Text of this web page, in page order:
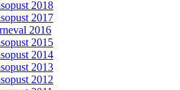
2018
2017
2016
2015
2014
2013
2012